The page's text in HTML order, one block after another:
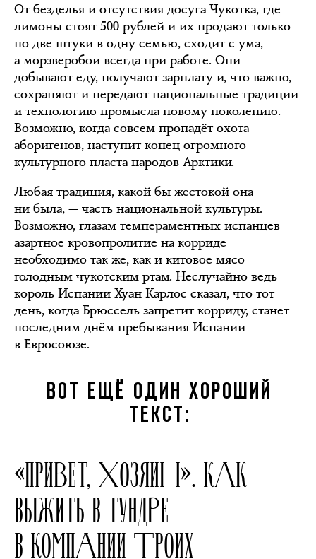
От безделья и отсутствия досуга Чукотка, где
лимоны стоят 500 рублей и их продают только
по две штуки в одну семью, сходит с ума,
а морзверобои всегда при работе. Они
добывают еду, получают зарплату и, что важно,
сохраняют и передают национальные традиции
и технологию промысла новому поколению.
Возможно, когда совсем пропадёт охота
аборигенов, наступит конец огромного
культурного пласта народов Арктики.
Любая традиция, какой бы жестокой она
ни была, — часть национальной культуры.
Возможно, глазам темпераментных испанцев
азартное кровопролитие на корриде
необходимо так же, как и китовое мясо
голодным чукотским ртам. Неслучайно ведь
король Испании Хуан Карлос сказал, что тот
день, когда Брюссель запретит корриду, станет
последним днём пребывания Испании
в Евросоюзе.
ВОТ ЕЩЁ ОДИН ХОРОШИЙ
ТЕКСТ:
«ПРИВЕТ, ХОЗЯИН». КАК
ВЫЖИТЬ В ТУНДРЕ
В КОМПАНИИ ТРОИХ